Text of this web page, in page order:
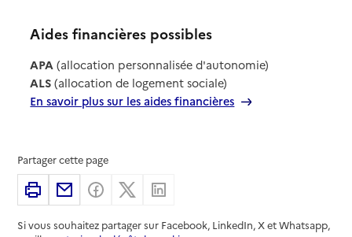
Aides financières possibles
APA (allocation personnalisée d'autonomie)
ALS (allocation de logement sociale)
En savoir plus sur les aides financières
Partager cette page
ImprimerPartager par email
Partager sur Facebook
Partager sur X
Si vous souhaitez partager sur Facebook, LinkedIn, X et Whatsapp,